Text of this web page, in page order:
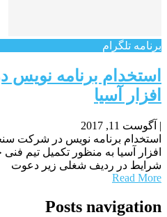
برنامه تلگرام
استخدام برنامه
افزار آسیا
| آگوست 11, 2017
استخدام برنامه نویس در شرکت
افزار آسیا به منظور تکمیل تیم فنی
شرایط در ردیف شغلی زیر دعوت
Read More
Posts navigation